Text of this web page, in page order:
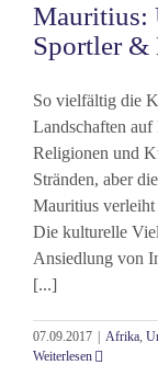
Mauritius:
Sportler &
So vielfältig die
Landschaften
Religionen und
Stränden, aber
Mauritius verleiht
Die kulturelle
Ansiedlung von
[...]
07.09.2017 Afrika,
Weiterlesen